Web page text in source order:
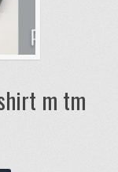
m tm